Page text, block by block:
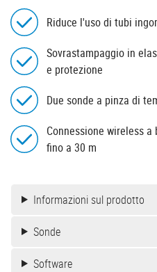
Riduce l'uso di tubi
Sovrastampaggio in
e protezione
Due sonde a pinza di
Connessione wireless
fino a 30 m
Informazioni sul prodotto
Sonde
Software